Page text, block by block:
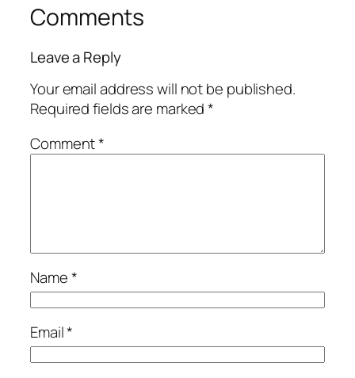
Comments
Leave a Reply
Your email address will not be published.
Required fields are marked*
Comment*
Name*
Email*